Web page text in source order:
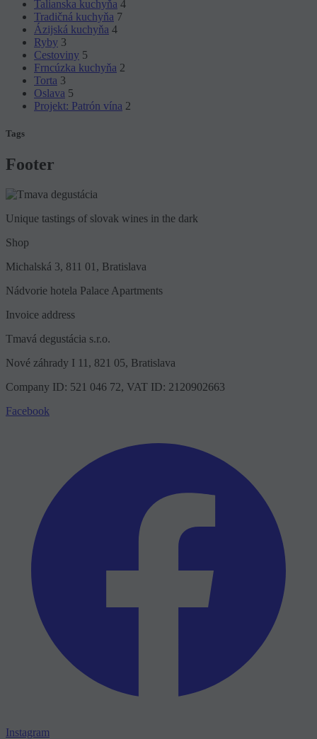
Talianska kuchyňa 4
Tradičná kuchyňa 7
Ázijská kuchyňa 4
Ryby 3
Cestoviny 5
Frncúzka kuchyňa 2
Torta 3
Oslava 5
Projekt: Patrón vína 2
Tags
Footer
Unique tastings of slovak wines in the dark
Shop
Michalská 3, 811 01, Bratislava
Nádvorie hotela Palace Apartments
Invoice address
Tmavá degustácia s.r.o.
Nové záhrady I 11, 821 05, Bratislava
Company ID: 521 046 72, VAT ID: 2120902663
Facebook
Instagram